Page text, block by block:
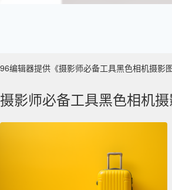
96编辑器提供《摄影师必备工具黑色相机摄影
摄影师必备工具黑色相机